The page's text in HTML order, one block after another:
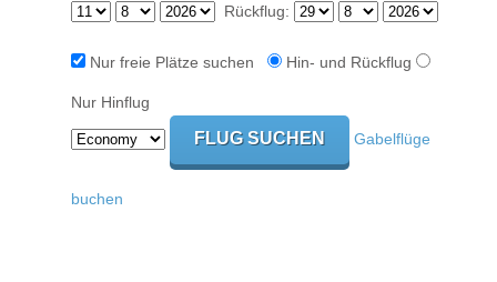
Rückflug:
Nur freie Plätze suchen Hin- und Rückflug
Nur Hinflug
Gabelflüge
buchen